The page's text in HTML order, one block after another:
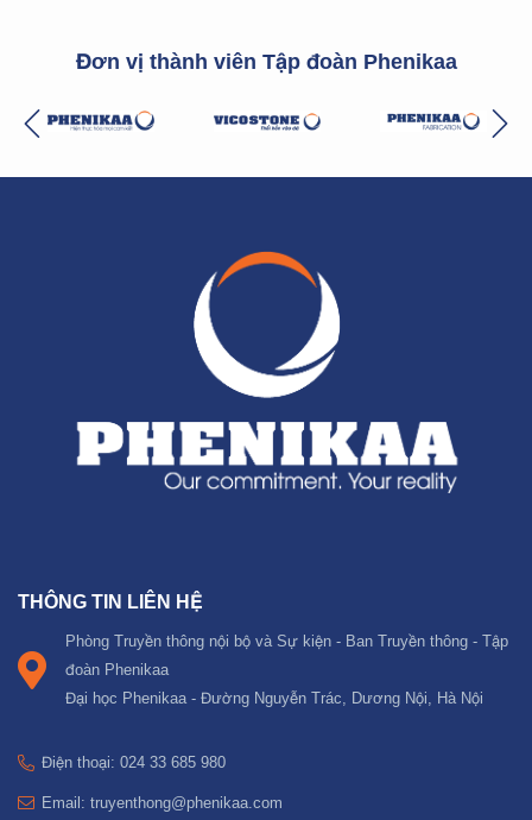
Đơn vị thành viên Tập đoàn Phenikaa
THÔNG TIN LIÊN HỆ
Phòng Truyền thông nội bộ và Sự kiện - Ban Truyền thông - Tập
đoàn Phenikaa
Đại học Phenikaa - Đường Nguyễn Trác, Dương Nội, Hà Nội
Điện thoại: 024 33 685 980
Email: truyenthong@phenikaa.com